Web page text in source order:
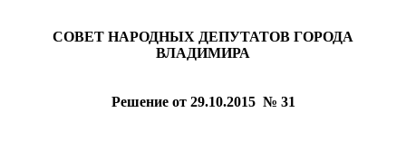
СОВЕТ НАРОДНЫХ ДЕПУТАТОВ ГОРОДА
ВЛАДИМИРА
Решение от 29.10.2015 № 31